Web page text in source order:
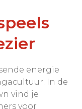
energie
In de
vind je
voor